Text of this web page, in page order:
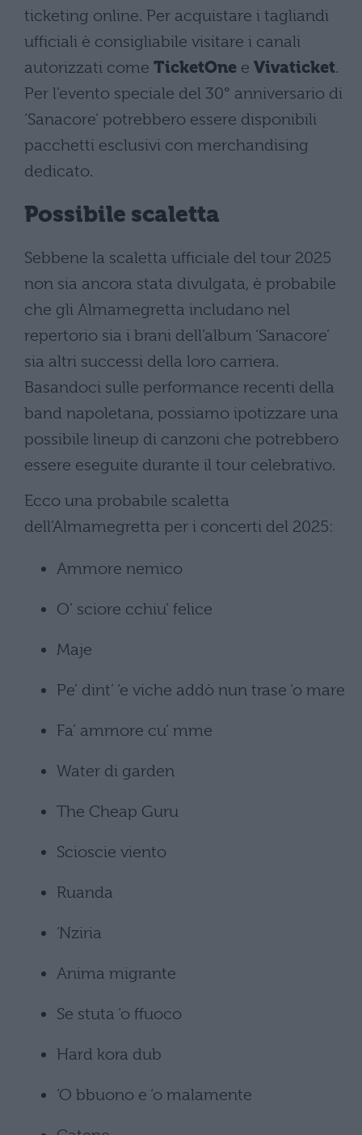
ticketing online. Per acquistare i tagliandi
ufficiali è consigliabile visitare i canali
autorizzati come TicketOne e Vivaticket.
Per l’evento speciale del 30° anniversario di
‘Sanacore’ potrebbero essere disponibili
pacchetti esclusivi con merchandising
dedicato.
Possibile scaletta
Sebbene la scaletta ufficiale del tour 2025
non sia ancora stata divulgata, è probabile
che gli Almamegretta includano nel
repertorio sia i brani dell’album ‘Sanacore’
sia altri successi della loro carriera.
Basandoci sulle performance recenti della
band napoletana, possiamo ipotizzare una
possibile lineup di canzoni che potrebbero
essere eseguite durante il tour celebrativo.
Ecco una probabile scaletta
dell’Almamegretta per i concerti del 2025:
Ammore nemico
O’ sciore cchiu’ felice
Maje
Pe’ dint’ ‘e viche addò nun trase ‘o mare
Fa’ ammore cu’ mme
Water di garden
The Cheap Guru
Scioscie viento
Ruanda
‘Nziria
Anima migrante
Se stuta ‘o ffuoco
Hard kora dub
‘O bbuono e ‘o malamente